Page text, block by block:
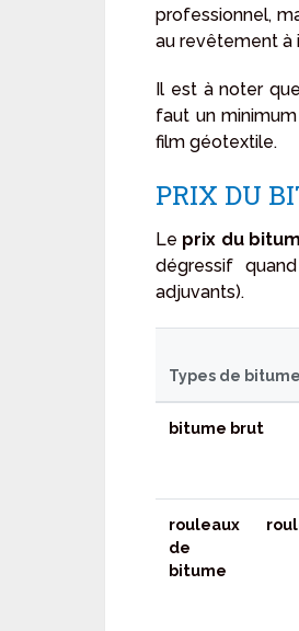
professionnel,
au revêtement à
Il est à noter
faut un
film géotextile.
PRIX DU
Le prix du
dégressif
adjuvants).
Types de bitume
bitume brut
rouleaux
de
bitume